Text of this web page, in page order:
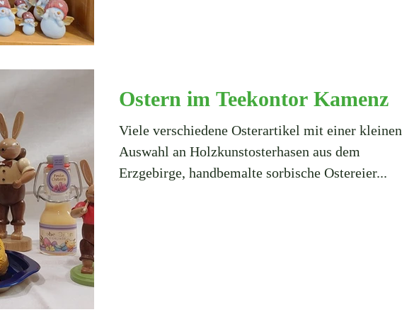
Ostern im Teekontor Kamenz
Viele verschiedene Osterartikel mit einer kleinen
Auswahl an Holzkunstosterhasen aus dem
Erzgebirge, handbemalte sorbische Ostereier...